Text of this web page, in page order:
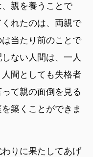
親を養うことで
れたのは、両親で
当たり前のことで
ない人間は、一人
間としても失格者
て親の面倒を見る
築くことができま
りに果たしてあげ